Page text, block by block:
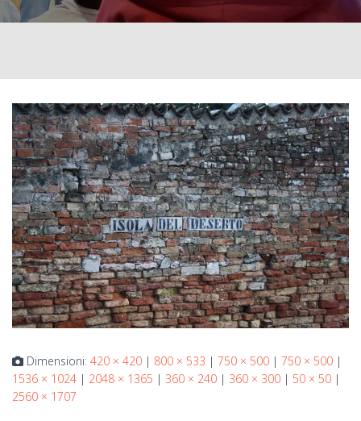
Dimensioni: 420 × 420 | 800 × 533 | 750 × 500 | 750 × 500 |
1536 × 1024 | 2048 × 1365 | 360 × 240 | 360 × 300 | 50 × 50 |
2560 × 1707